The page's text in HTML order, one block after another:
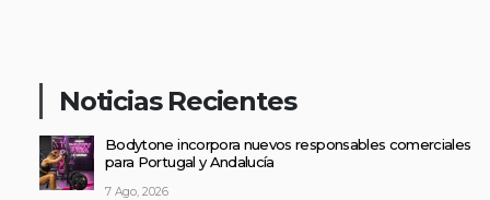
Noticias Recientes
Bodytone incorpora nuevos responsables comerciales
para Portugal y Andalucía
7 Ago, 2026